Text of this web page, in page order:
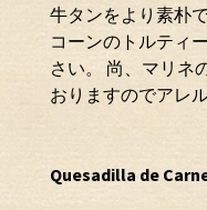
牛タンをより素朴
コーンのトルティ
さい。 尚、マリネ
おりますのでアレ
Quesadilla de